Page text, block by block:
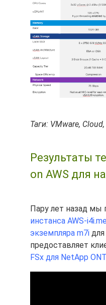
Таги: VMware,
Результаты
on AWS для
Пару лет назад мы
инстанса AWS-
экземпляра m7i
предоставляет
FSx для NetApp